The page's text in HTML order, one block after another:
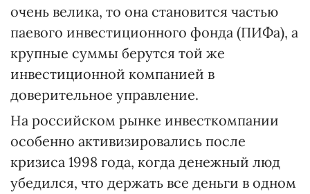
очень велика, то она становится частью
паевого инвестиционного фонда (ПИФа), а
крупные суммы берутся той же
инвестиционной компанией в
доверительное управление.
На российском рынке инвесткомпании
особенно активизировались после
кризиса 1998 года, когда денежный люд
убедился, что держать все деньги в одном